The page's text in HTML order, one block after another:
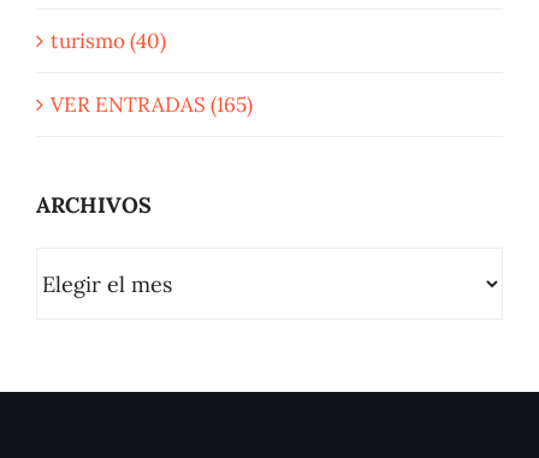
turismo (40)
VER ENTRADAS (165)
ARCHIVOS